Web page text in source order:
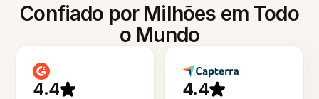
Confiado por Milhões em Todo
o Mundo
4.4 4.4